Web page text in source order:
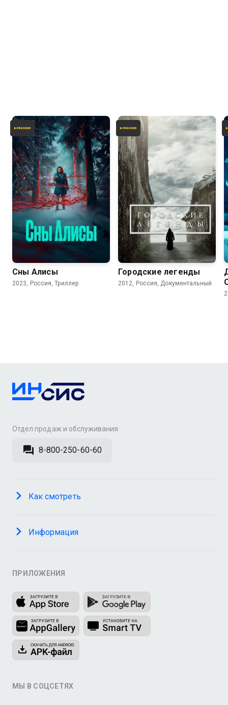
6.2 6.2
Сны Алисы
2023, Россия, Триллер
4.7
Городские легенды
2012, Россия, Документальный
Отдел продаж и обслуживания
8-800-250-60-60
Как смотреть
Информация
ПРИЛОЖЕНИЯ
МЫ В СОЦСЕТЯХ